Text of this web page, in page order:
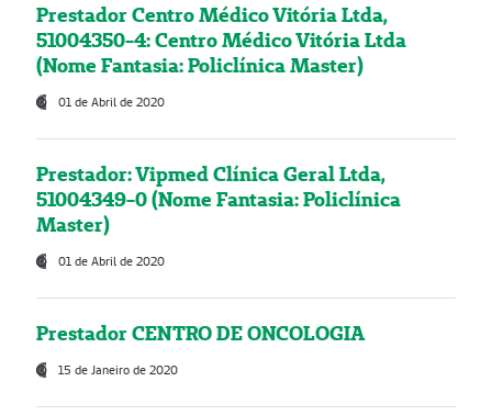
Prestador Centro Médico Vitória Ltda,
51004350-4: Centro Médico Vitória Ltda
(Nome Fantasia: Policlínica Master)
01 de Abril de 2020
Prestador: Vipmed Clínica Geral Ltda,
51004349-0 (Nome Fantasia: Policlínica
Master)
01 de Abril de 2020
Prestador CENTRO DE ONCOLOGIA
15 de Janeiro de 2020